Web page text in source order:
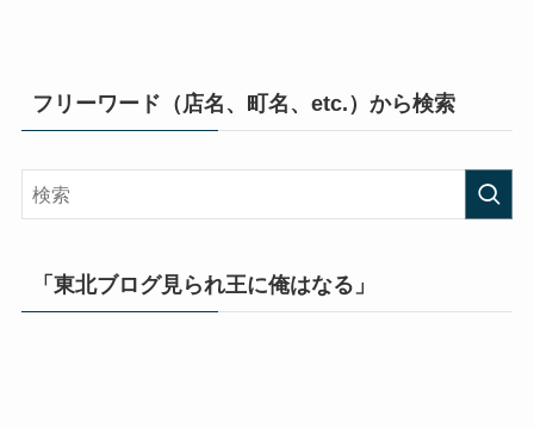
フリーワード（店名、町名、etc.）から検索
「東北ブログ見られ王に俺はなる」